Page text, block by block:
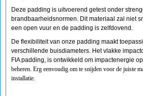
Deze padding is uitvoerend getest onder
brandbaarheidsnormen. Dit materiaal zal niet
een open vuur en de padding is zelfdovend.
De flexibiliteit van onze padding maakt
verschillende buisdiameters. Het vlakke
FIA padding, is ontwikkeld om impactenergie
beheren. Erg eenvoudig om te snijden voor de juiste
installatie.